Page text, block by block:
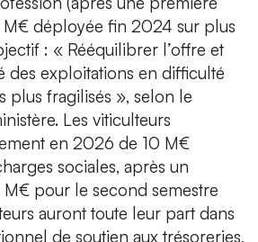
déployée fin 2024 sur plus
: « Rééquilibrer l’offre et
des exploitations en difficulté
plus fragilisés », selon le
Les viticulteurs
en 2026 de 10 M€
sociales, après un
pour le second semestre
auront toute leur part dans
de soutien aux trésoreries,